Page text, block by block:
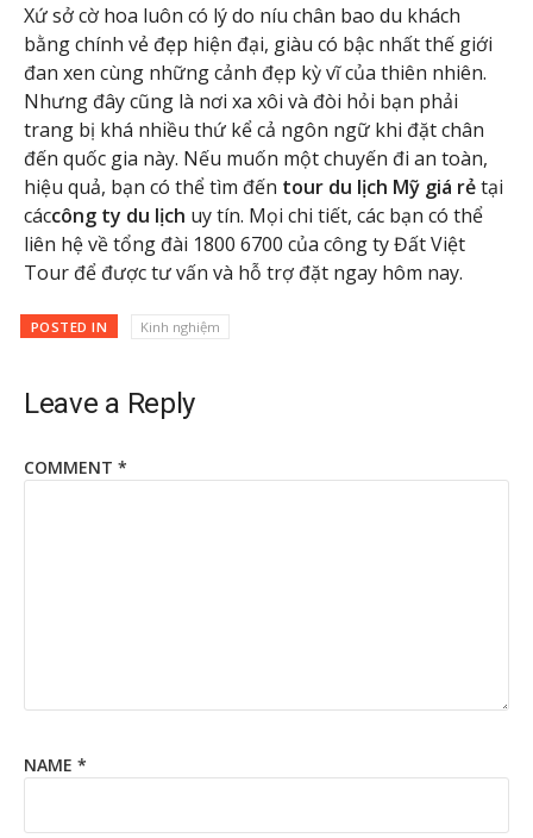
Xứ sở cờ hoa luôn có lý do níu chân bao du khách
bằng chính vẻ đẹp hiện đại, giàu có bậc nhất thế giới
đan xen cùng những cảnh đẹp kỳ vĩ của thiên nhiên.
Nhưng đây cũng là nơi xa xôi và đòi hỏi bạn phải
trang bị khá nhiều thứ kể cả ngôn ngữ khi đặt chân
đến quốc gia này. Nếu muốn một chuyến đi an toàn,
hiệu quả, bạn có thể tìm đến tour du lịch Mỹ giá rẻtại
cáccông ty du lịch uy tín. Mọi chi tiết, các bạn có thể
liên hệ về tổng đài 1800 6700 của công ty Đất Việt
Tour để được tư vấn và hỗ trợ đặt ngay hôm nay.
POSTED IN Kinh nghiệm
Leave a Reply
COMMENT *
NAME *